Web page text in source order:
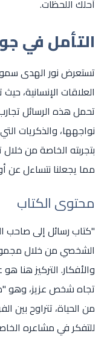
أحلك اللحظات.
التأمل في
تستعرض نور الهدى
العلاقات الإنسانية،
تحمل هذه الرسائل تجارب
نواجهها، والذكريات
بتجربته الخاصة من
مما يجعلنا نتساءل عن
محتوى الكتاب
"كتاب رسائل إلى صاحب
الشخصي من خلال
والأفكار. التركيز هنا
تجاه شخص عزيز، وهو
من الحياة، تتراوح بين
للتفكر في مشاعره